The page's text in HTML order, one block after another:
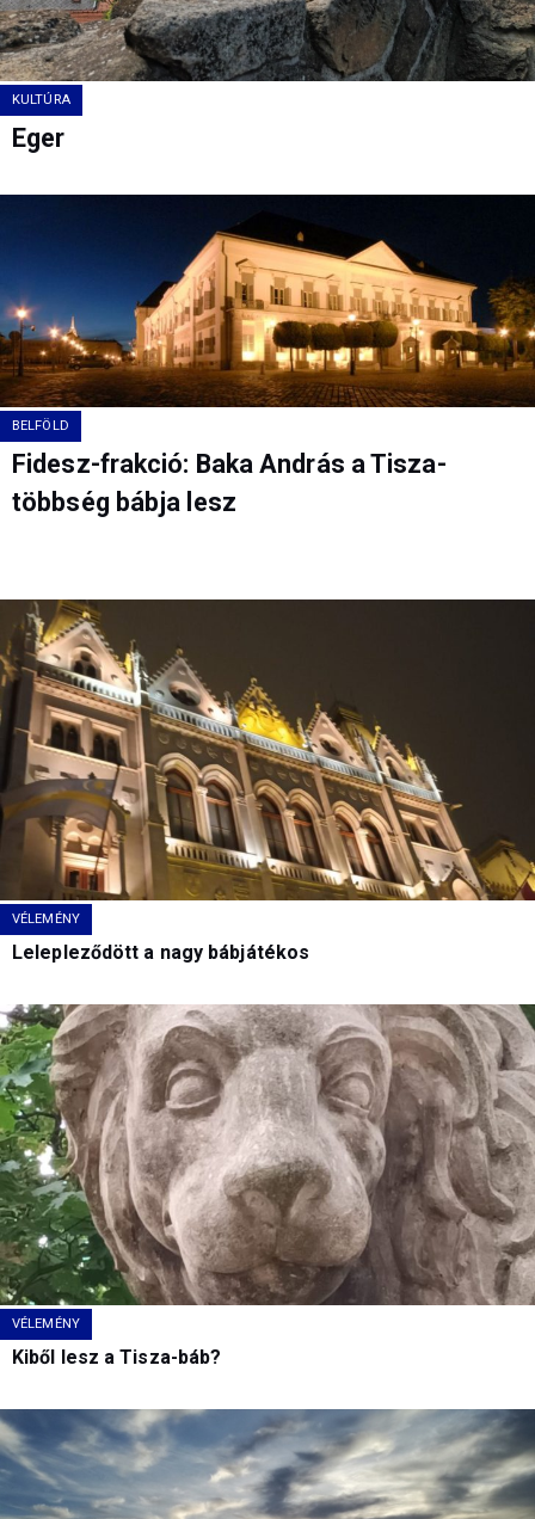
KULTÚRA
Eger
BELFÖLD
Fidesz-frakció: Baka András a Tisza-
többség bábja lesz
VÉLEMÉNY
Lelepleződött a nagy bábjátékos
VÉLEMÉNY
Kiből lesz a Tisza-báb?